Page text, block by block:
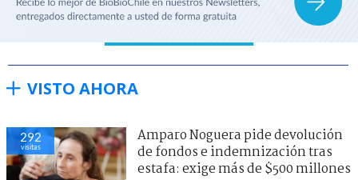
VISTO AHORA
292
visitas
Amparo Noguera pide devolución
de fondos e indemnización tras
estafa: exige más de $500 millones